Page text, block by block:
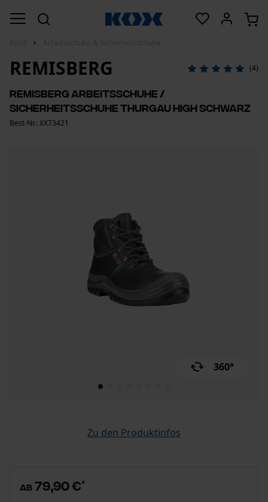
360°
REMISBERG (4)
Remisberg Arbeitsschuhe /
Sicherheitsschuhe Thurgau High Schwarz
Best-Nr.: XX73421
Zu den Produktinfos
ab 79,90 €*